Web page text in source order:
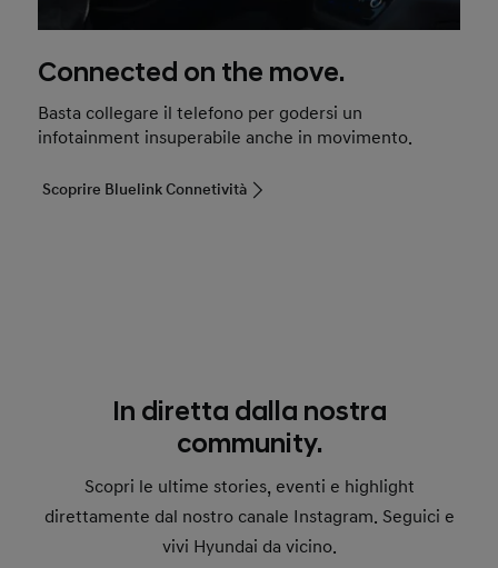
Connected on the move.
Basta collegare il telefono per godersi un
infotainment insuperabile anche in movimento.
Scoprire Bluelink Connetività
In diretta dalla nostra
community.
Scopri le ultime stories, eventi e highlight
direttamente dal nostro canale Instagram. Seguici e
vivi Hyundai da vicino.